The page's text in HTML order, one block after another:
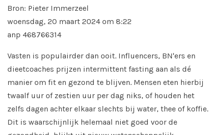
Bron: Pieter Immerzeel
woensdag, 20 maart 2024 om 8:22
anp 468766314
Vasten is populairder dan ooit. Influencers, BN'ers en
dieetcoaches prijzen intermittent fasting aan als dé
manier om fit en gezond te blijven. Mensen eten hierbij
twaalf uur of zestien uur per dag niks, of houden het
zelfs dagen achter elkaar slechts bij water, thee of koffie.
Dit is waarschijnlijk helemaal niet goed voor de